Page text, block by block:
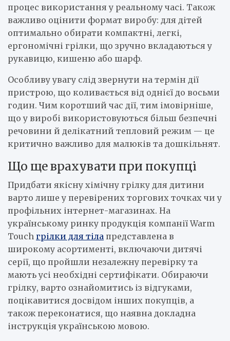
процес використання у реальному часі. Також
важливо оцінити формат виробу: для дітей
оптимально обирати компактні, легкі,
ергономічні грілки, що зручно вкладаються у
рукавицю, кишеню або шарф.
Особливу увагу слід звернути на термін дії
пристрою, що коливається від однієї до восьми
годин. Чим коротший час дії, тим імовірніше,
що у виробі використовуються більш безпечні
речовини й делікатний тепловий режим — це
критично важливо для малюків та дошкільнят.
Що ще врахувати при покупці
Придбати якісну хімічну грілку для дитини
варто лише у перевірених торгових точках чи у
профільних інтернет-магазинах. На
українському ринку продукція компанії Warm
Touch грілки для тіла представлена в
широкому асортименті, включаючи дитячі
серії, що пройшли незалежну перевірку та
мають усі необхідні сертифікати. Обираючи
грілку, варто ознайомитись із відгуками,
поцікавитися досвідом інших покупців, а
також переконатися, що наявна докладна
інструкція українською мовою.